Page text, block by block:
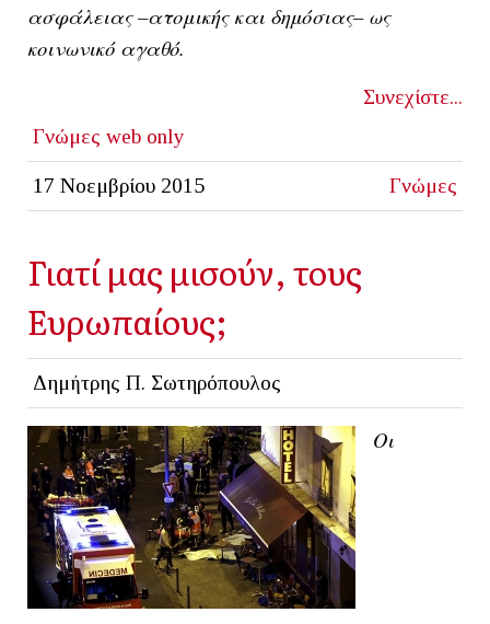
ασφάλειας –ατομικής και δημόσιας– ως
κοινωνικό αγαθό.
Συνεχίστε...
Γνώμες web only
17 Νοεμβρίου 2015 Γνώμες
Γιατί μας μισούν, τους
Ευρωπαίους;
Δημήτρης Π. Σωτηρόπουλος
Οι